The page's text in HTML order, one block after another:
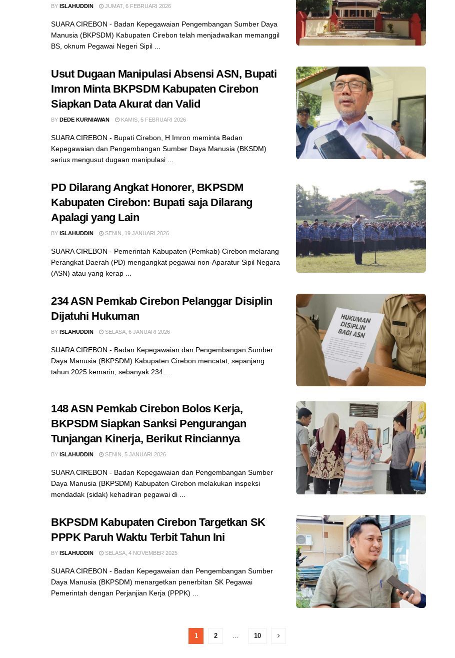
BY ISLAHUDDIN JUMAT, 6 FEBRUARI 2026
SUARA CIREBON - Badan Kepegawaian Pengembangan Sumber Daya
Manusia (BKPSDM) Kabupaten Cirebon telah menjadwalkan memanggil
BS, oknum Pegawai Negeri Sipil ...
Usut Dugaan Manipulasi Absensi ASN, Bupati
Imron Minta BKPSDM Kabupaten Cirebon
Siapkan Data Akurat dan Valid
BY DEDE KURNIAWAN KAMIS, 5 FEBRUARI 2026
SUARA CIREBON - Bupati Cirebon, H Imron meminta Badan
Kepegawaian dan Pengembangan Sumber Daya Manusia (BKSDM)
serius mengusut dugaan manipulasi ...
PD Dilarang Angkat Honorer, BKPSDM
Kabupaten Cirebon: Bupati saja Dilarang
Apalagi yang Lain
BY ISLAHUDDIN SENIN, 19 JANUARI 2026
SUARA CIREBON - Pemerintah Kabupaten (Pemkab) Cirebon melarang
Perangkat Daerah (PD) mengangkat pegawai non-Aparatur Sipil Negara
(ASN) atau yang kerap ...
234 ASN Pemkab Cirebon Pelanggar Disiplin
Dijatuhi Hukuman
BY ISLAHUDDIN SELASA, 6 JANUARI 2026
SUARA CIREBON - Badan Kepegawaian dan Pengembangan Sumber
Daya Manusia (BKPSDM) Kabupaten Cirebon mencatat, sepanjang
tahun 2025 kemarin, sebanyak 234 ...
148 ASN Pemkab Cirebon Bolos Kerja,
BKPSDM Siapkan Sanksi Pengurangan
Tunjangan Kinerja, Berikut Rinciannya
BY ISLAHUDDIN SENIN, 5 JANUARI 2026
SUARA CIREBON - Badan Kepegawaian dan Pengembangan Sumber
Daya Manusia (BKPSDM) Kabupaten Cirebon melakukan inspeksi
mendadak (sidak) kehadiran pegawai di ...
BKPSDM Kabupaten Cirebon Targetkan SK
PPPK Paruh Waktu Terbit Tahun Ini
BY ISLAHUDDIN SELASA, 4 NOVEMBER 2025
SUARA CIREBON - Badan Kepegawaian dan Pengembangan Sumber
Daya Manusia (BKPSDM) menargetkan penerbitan SK Pegawai
Pemerintah dengan Perjanjian Kerja (PPPK) ...
1 2 … 10